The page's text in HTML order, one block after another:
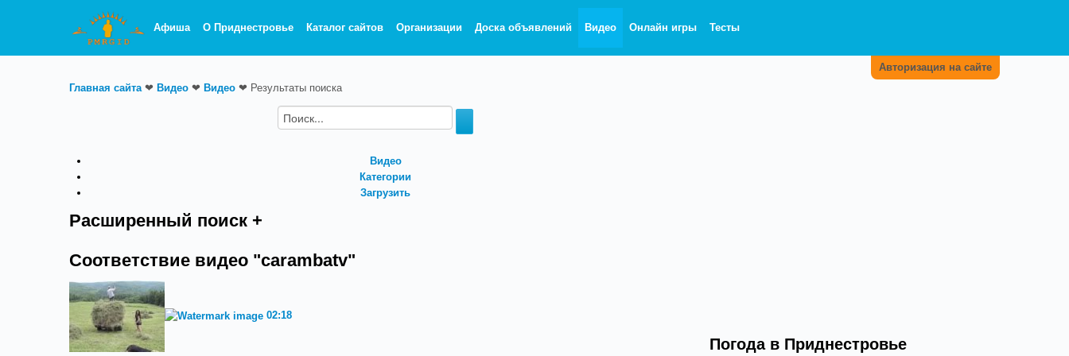
Афиша О Приднестровье Каталог сайтов Организации Доска объявлений Видео Онлайн игры Тесты
Авторизация на сайте
Главная сайта❤ Видео ❤ Видео ❤ Результаты поиска
Видео
Категории
Загрузить
Расширенный поиск +
Соответствие видео "carambatv"
02:18
Погода в Приднестровье